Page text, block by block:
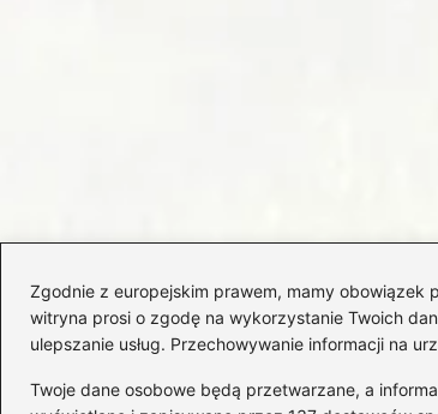
Zgodnie z europejskim prawem, mamy obowiązek
witryna prosi o zgodę na wykorzystanie Twoich
ulepszanie usług. Przechowywanie informacji na
Twoje dane osobowe będą przetwarzane, a